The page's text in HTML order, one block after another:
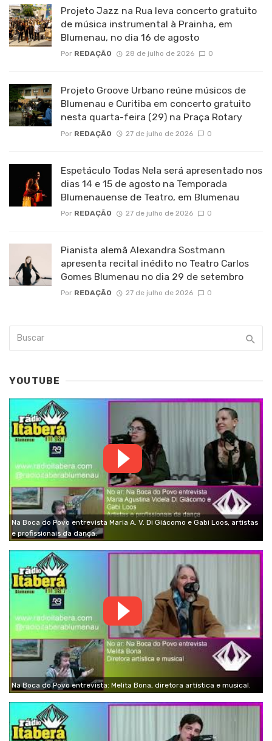
Projeto Jazz na Rua leva concerto gratuito
de música instrumental à Prainha, em
Blumenau, no dia 16 de agosto
Por REDAÇÃO 28 de julho de 2026 0
Projeto Groove Urbano reúne músicos de
Blumenau e Curitiba em concerto gratuito
nesta quarta-feira (29) na Praça Rotary
Por REDAÇÃO 27 de julho de 2026 0
Espetáculo Todas Nela será apresentado nos
dias 14 e 15 de agosto na Temporada
Blumenauense de Teatro, em Blumenau
Por REDAÇÃO 27 de julho de 2026 0
Pianista alemã Alexandra Sostmann
apresenta recital inédito no Teatro Carlos
Gomes Blumenau no dia 29 de setembro
Por REDAÇÃO 27 de julho de 2026 0
YOUTUBE
Na Boca do Povo entrevista Maria A. V. Di Giácomo e Gabi Loos, artistas
e profissionais da dança.
Na Boca do Povo entrevista: Melita Bona, diretora artística e musical.